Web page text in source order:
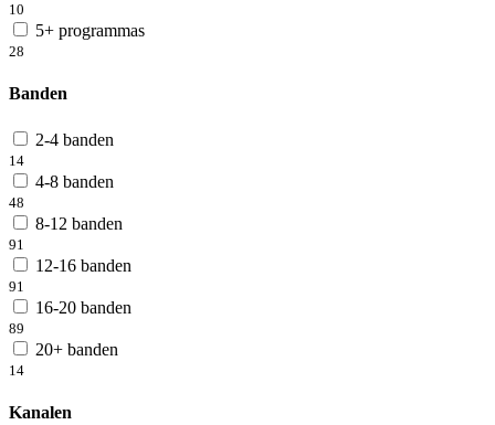
10
5+ programmas
28
Banden
2-4 banden
14
4-8 banden
48
8-12 banden
91
12-16 banden
91
16-20 banden
89
20+ banden
14
Kanalen